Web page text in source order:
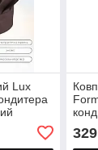
Lux
329